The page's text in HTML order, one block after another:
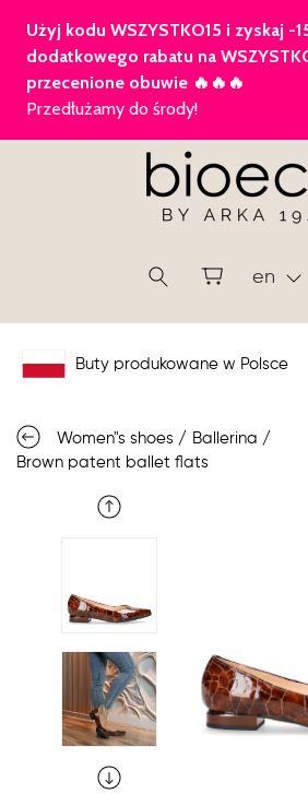
en
Buty produkowane w Polsce
Women"s shoes / Ballerina /
Brown patent ballet flats